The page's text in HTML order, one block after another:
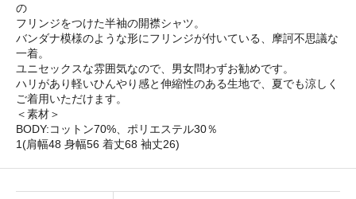
の
フリンジをつけた半袖の開襟シャツ。
バンダナ模様のような形にフリンジが付いている、摩訶不思議な
一着。
ユニセックスな雰囲気なので、男女問わずお勧めです。
ハリがあり軽いひんやり感と伸縮性のある生地で、夏でも涼しく
ご着用いただけます。
＜素材＞
BODY:コットン70%、ポリエステル30％
1(肩幅48 身幅56 着丈68 袖丈26)